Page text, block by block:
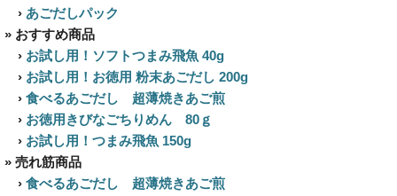
› あごだしパック
» おすすめ商品
› お試し用！ソフトつまみ飛魚 40g
› お試し用！お徳用 粉末あごだし 200g
› 食べるあごだし 超薄焼きあご煎
› お徳用きびなごちりめん 80ｇ
› お試し用！つまみ飛魚 150g
» 売れ筋商品
› 食べるあごだし 超薄焼きあご煎